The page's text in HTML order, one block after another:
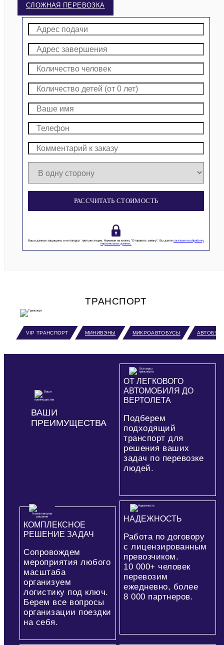
СЛОЖНАЯ ПЕРЕВОЗКА
РАССЧИТАТЬ СТОИМОСТЬ
Ваши данные защищены и не попадут третьим лицам. Нажимая на кнопку “Отправить заявку”, Вы даете согласие на обработку
персональных данных.
ТРАНСПОРТ
VIP ТРАНСПОРТ МИНИВЭНЫ МИКРОАВТОБУСЫ
ВАШИ
ПРЕИМУЩЕСТВА
ОТ ЛЕГКОВОГО
АВТОМОБИЛЯ ДО
ВЕРТОЛЕТА
Подберем
подходящий
транспорт для
решения ваших
задач по перевозке
людей.
КОМПЛЕКСНОЕ
РЕШЕНИЕ ЗАДАЧ
Сопровождем
мероприятия любого
масштаба
организуем
логистику под ключ.
Берем все вопросы
организации поездки
на себя.
НАДЕЖНОСТЬ
Работа по договору
с лицензированным
превозчиком.
10 000+ человек
перевозим
ежедневно, более
8 000 партнеров.